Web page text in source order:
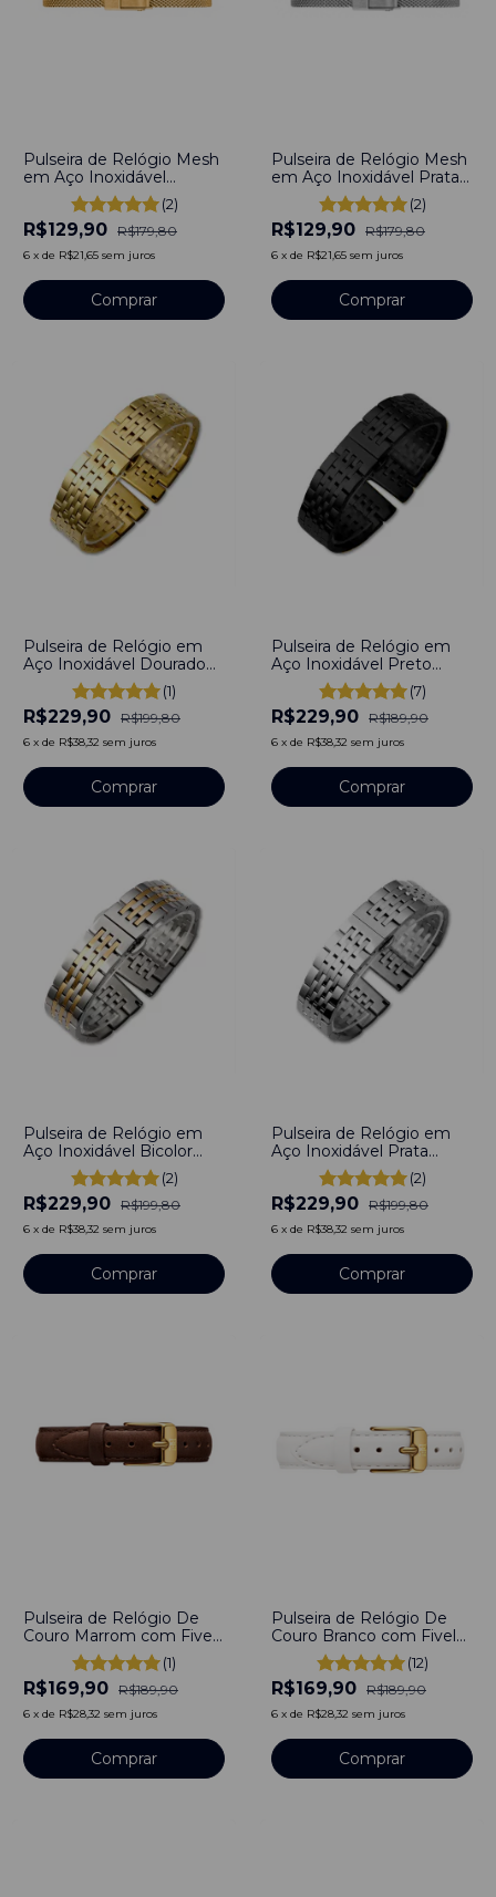
Pulseira de Relógio Mesh
em Aço Inoxidável
Dourado 10mm Engate
Rápido
(2)
R$129,90 R$179,80
6 x de R$21,65 sem juros
Comprar
Pulseira de Relógio Mesh
em Aço Inoxidável Prata
10mm Engate rápido
(2)
R$129,90 R$179,80
6 x de R$21,65 sem juros
Comprar
Pulseira de Relógio em
Aço Inoxidável Dourado
12mm Engate rápido
(1)
R$229,90 R$199,80
6 x de R$38,32 sem juros
Pulseira de Relógio em
Aço Inoxidável Preto
12mm com Engate rápido
(7)
R$229,90 R$189,90
6 x de R$38,32 sem juros
Pulseira de Relógio em
Aço Inoxidável Bicolor
12mm Engate rápido
(2)
R$229,90 R$199,80
6 x de R$38,32 sem juros
Pulseira de Relógio em
Aço Inoxidável Prata
12mm Engate rápido
(2)
R$229,90 R$199,80
6 x de R$38,32 sem juros
Pulseira de Relógio De
Couro Marrom com Fivela
em Aço Inoxidável 12mm
com pinos
(1)
R$169,90 R$189,90
6 x de R$28,32 sem juros
Comprar
Pulseira de Relógio De
Couro Branco com Fivela
em Aço Inoxidável 12mm
com pinos
(12)
R$169,90 R$189,90
6 x de R$28,32 sem juros
Comprar